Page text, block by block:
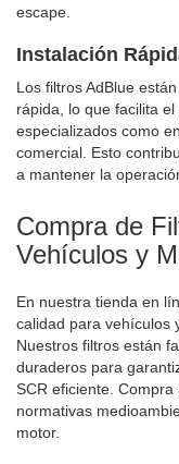
escape.
Instalación
Los filtros AdBlue
rápida, lo que facilita
especializados como
comercial. Esto
a mantener la
Compra de
Vehículos y
En nuestra tienda en
calidad para vehículos
Nuestros filtros están
duraderos para
SCR eficiente.
normativas
motor.